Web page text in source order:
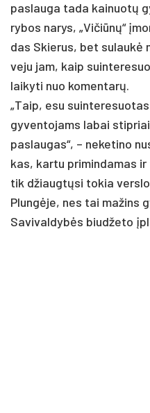
pa­slau­ga ta­da kai­nuotų
ry­bos na­rys, „Vi­čiūnų“
das Skie­rus, bet
ve­ju jam, kaip
lai­ky­ti nuo ko­men­tarų.
„Taip, esu
gy­ven­to­jams la­bai
pa­slau­gas“, – ne­ke­ti­no
kas, kar­tu pri­min­da­mas
tik džiaugtų­si to­kia
Plungė­je, nes tai ma­žins
Sa­vi­val­dybės biud­že­to